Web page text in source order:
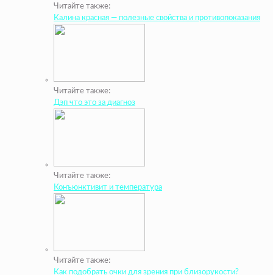
Читайте также:
Калина красная — полезные свойства и противопоказания
Читайте также:
Дэп что это за диагноз
Читайте также:
Конъюнктивит и температура
Читайте также:
Как подобрать очки для зрения при близорукости?